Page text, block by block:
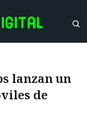
lanzan un
de